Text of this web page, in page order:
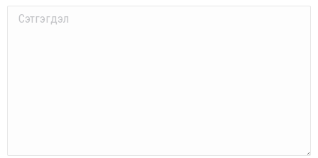
Comment